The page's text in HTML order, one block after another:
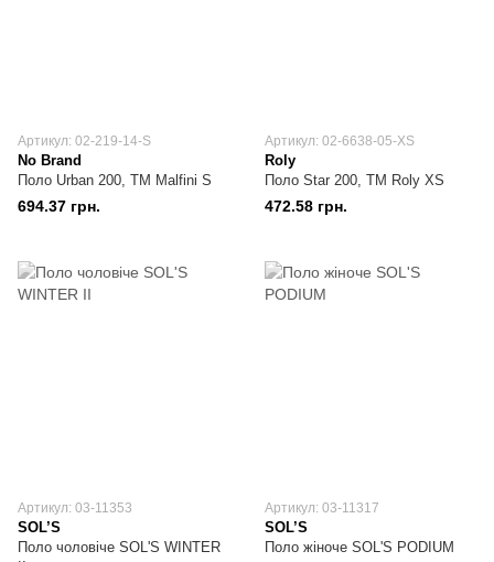
Артикул: 02-219-14-S
No Brand
Поло Urban 200, TM Malfini S
694.37 грн.
Артикул: 02-6638-05-XS
Roly
Поло Star 200, TM Roly XS
472.58 грн.
Артикул: 03-11353
SOL’S
Поло чоловіче SOL'S WINTER
Артикул: 03-11317
SOL’S
Поло жіноче SOL'S PODIUM